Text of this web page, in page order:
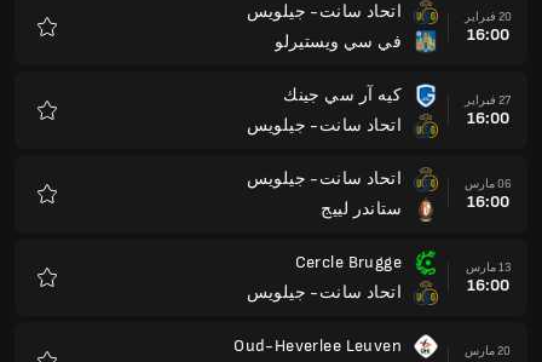
20 فبراير
16:00
اتحاد سانت- جيلويس
في سي ويستيرلو
27 فبراير
16:00
كيه آر سي جينك
اتحاد سانت- جيلويس
06 مارس
16:00
اتحاد سانت- جيلويس
ستاندر لييج
13 مارس
16:00
Cercle Brugge
اتحاد سانت- جيلويس
20 مارس Oud-Heverlee Leuven